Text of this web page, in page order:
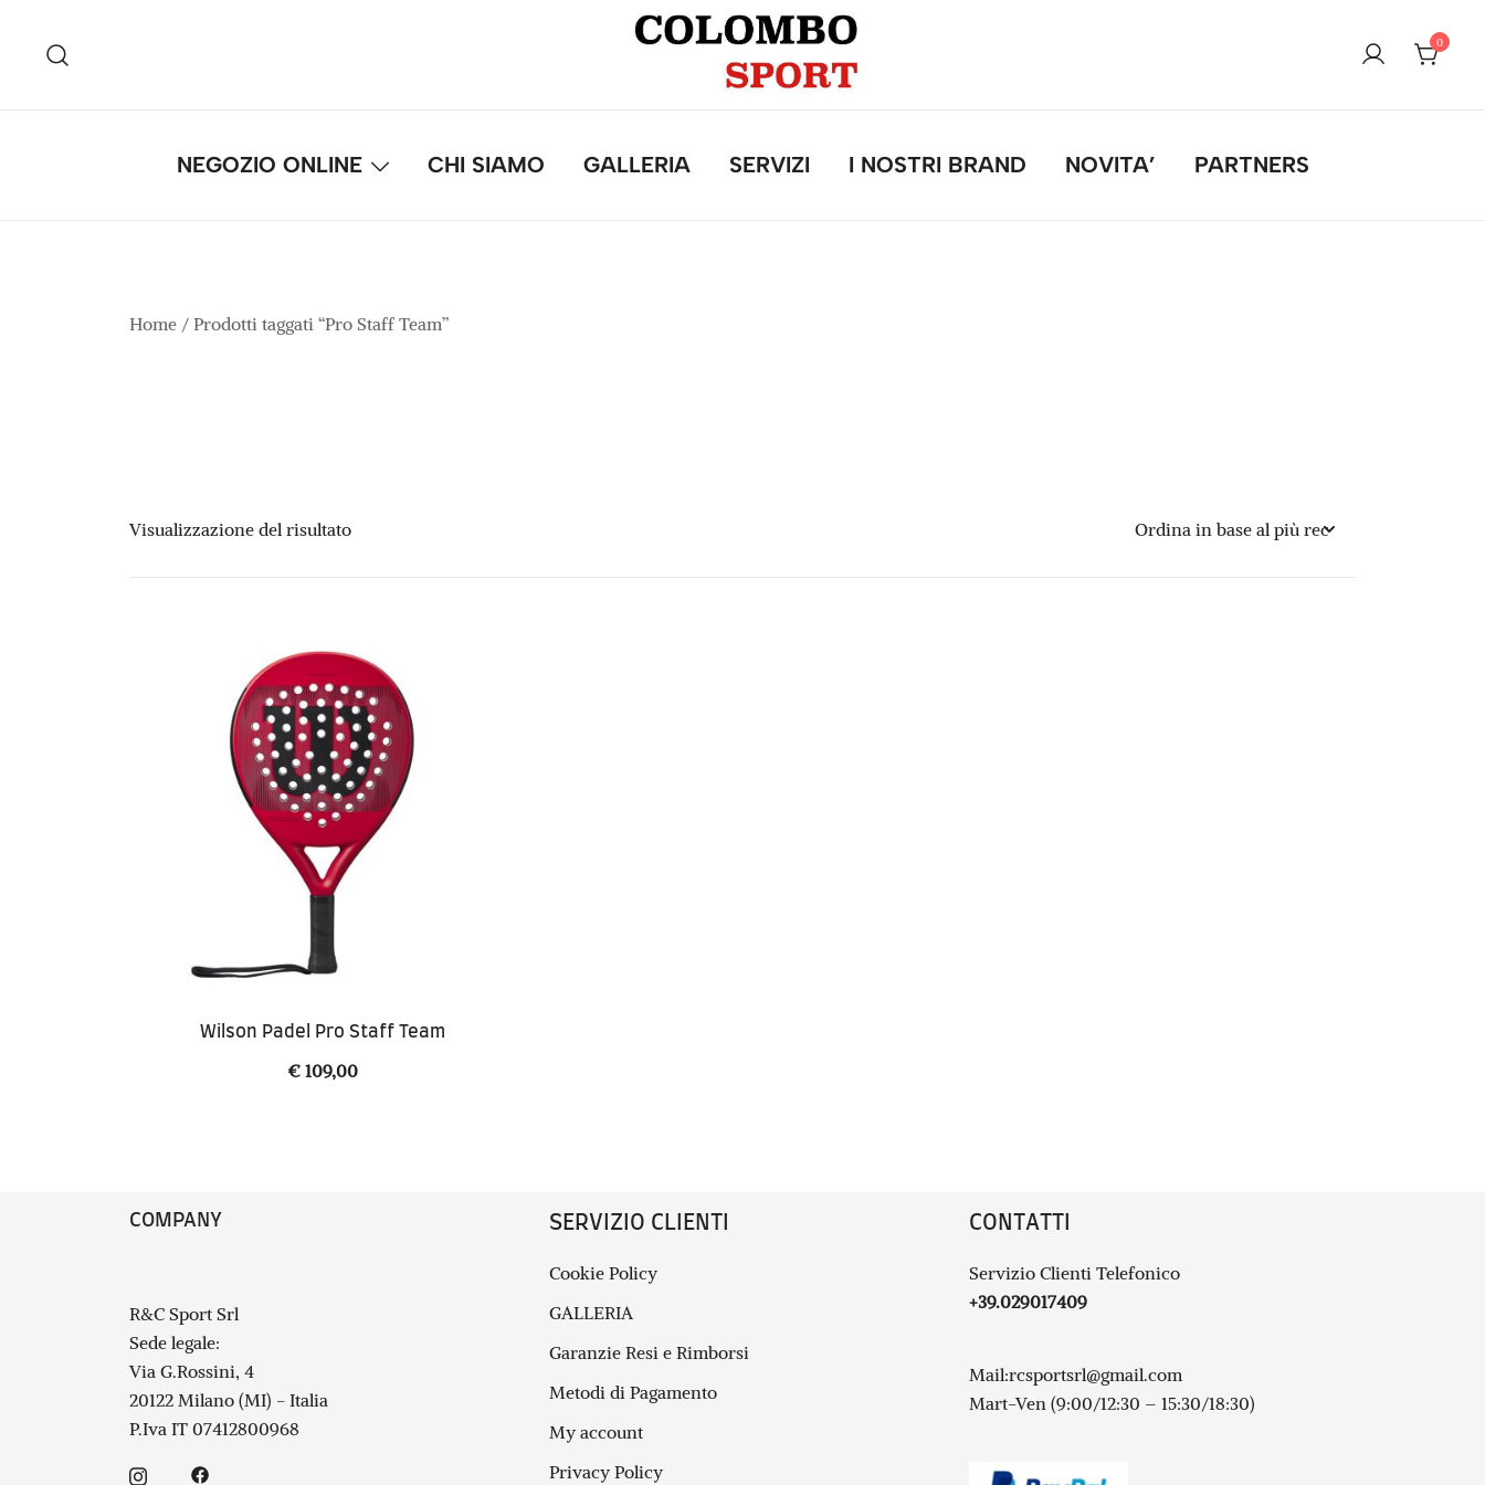
contenuto
0
NEGOZIO ONLINE CHI SIAMO GALLERIA SERVIZI I NOSTRI BRAND NOVITA’ PARTNERS
Home / Prodotti taggati “Pro Staff Team”
Visualizzazione del risultato
Wilson Padel Pro Staff Team
€ 109,00
COMPANY
R&C Sport Srl
Sede legale:
Via G.Rossini, 4
20122 Milano (MI) - Italia
P.Iva IT 07412800968
SERVIZIO CLIENTI
Cookie Policy
GALLERIA
Garanzie Resi e Rimborsi
Metodi di Pagamento
My account
Privacy Policy
CONTATTI
Servizio Clienti Telefonico
+39.029017409
Mail:rcsportsrl@gmail.com
Mart-Ven (9:00/12:30 – 15:30/18:30)